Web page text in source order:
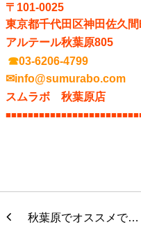
〒101-0025
東京都千代田区神田佐久
アルテール秋葉原805
☎03-6206-4799
✉info@sumurabo.com
スムラボ 秋葉原店
秋葉原でオススメで…